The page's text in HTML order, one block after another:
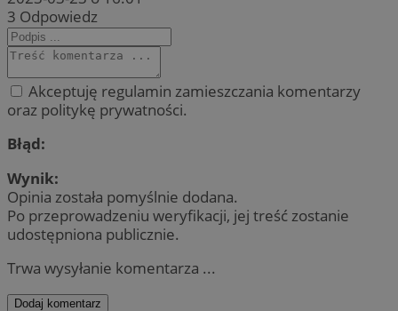
3 Odpowiedz
Akceptuję regulamin zamieszczania komentarzy
oraz politykę prywatności.
Błąd:
Wynik:
Opinia została pomyślnie dodana.
Po przeprowadzeniu weryfikacji, jej treść zostanie
udostępniona publicznie.
Trwa wysyłanie komentarza ...
Dodaj komentarz